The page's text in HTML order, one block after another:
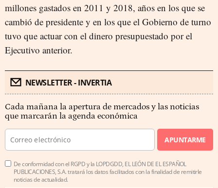
millones gastados en 2011 y 2018, años en los que se
cambió de presidente y en los que el Gobierno de turno
tuvo que actuar con el dinero presupuestado por el
Ejecutivo anterior.
NEWSLETTER - INVERTIA
Cada mañana la apertura de mercados y las noticias
que marcarán la agenda económica
APUNTARME
De conformidad con el RGPD y la LOPDGDD, EL LEÓN DE EL ESPAÑOL
PUBLICACIONES, S.A. tratará los datos facilitados con la finalidad de remitirle
noticias de actualidad.